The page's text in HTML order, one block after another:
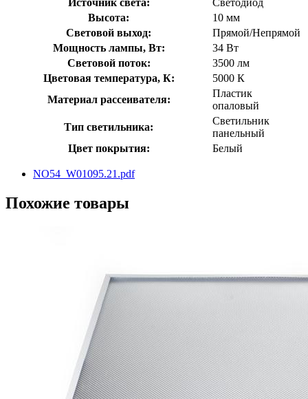
Высота:
10 мм
Световой выход:
Прямой/Непрямой
Мощность лампы, Вт:
34 Вт
Световой поток:
3500 лм
Цветовая температура, К:
5000 К
Материал рассеивателя:
Пластик
опаловый
Тип светильника:
Светильник
панельный
Цвет покрытия:
Белый
NO54_W01095.21.pdf
Похожие товары